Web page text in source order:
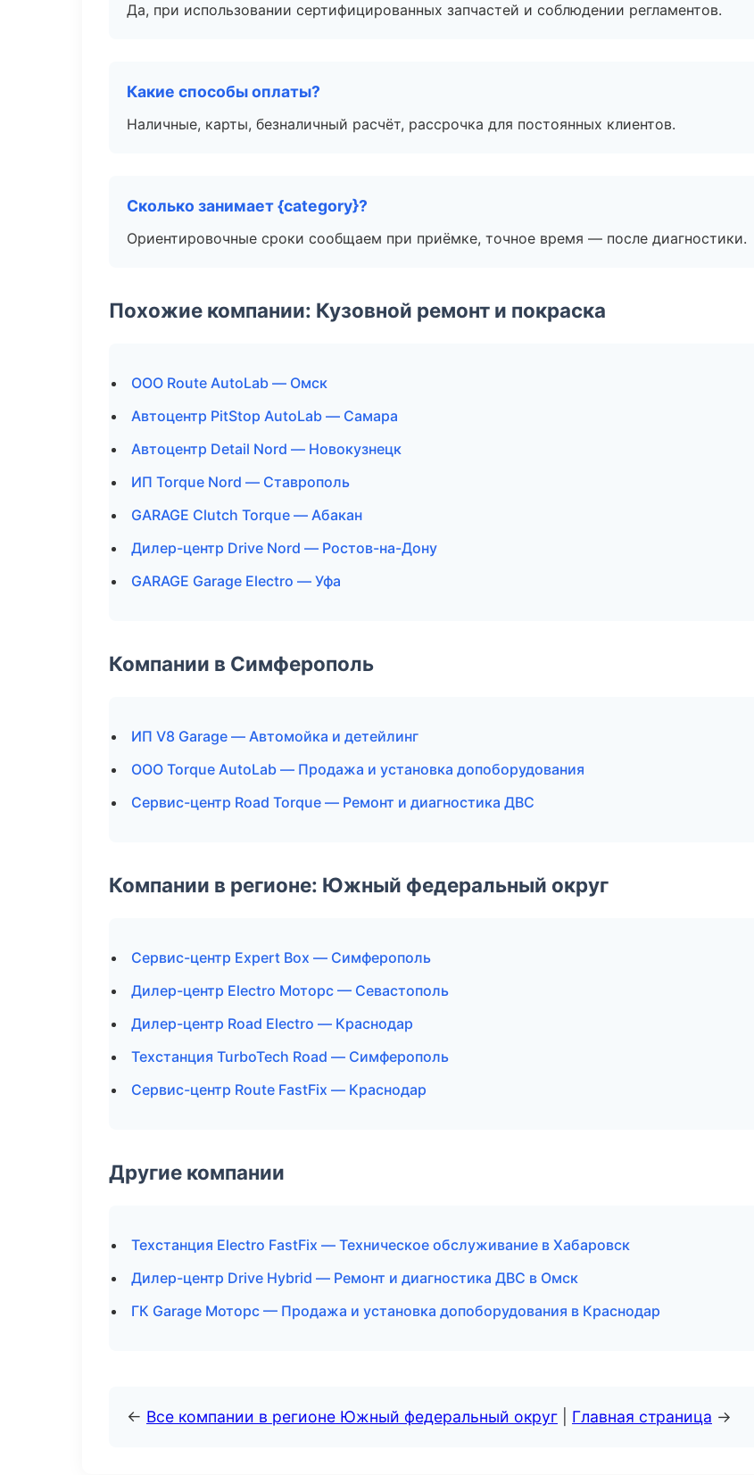
Да, при использовании сертифицированных запчастей и соблюдении регламентов.
Какие способы оплаты?
Наличные, карты, безналичный расчёт, рассрочка для постоянных клиентов.
Сколько занимает {category}?
Ориентировочные сроки сообщаем при приёмке, точное время — после диагностики.
Похожие компании: Кузовной ремонт и покраска
ООО Route AutoLab — Омск
Автоцентр PitStop AutoLab — Самара
Автоцентр Detail Nord — Новокузнецк
ИП Torque Nord — Ставрополь
GARAGE Clutch Torque — Абакан
Дилер-центр Drive Nord — Ростов-на-Дону
GARAGE Garage Electro — Уфа
Компании в Симферополь
ИП V8 Garage — Автомойка и детейлинг
ООО Torque AutoLab — Продажа и установка допоборудования
Сервис-центр Road Torque — Ремонт и диагностика ДВС
Компании в регионе: Южный федеральный округ
Сервис-центр Expert Box — Симферополь
Дилер-центр Electro Моторс — Севастополь
Дилер-центр Road Electro — Краснодар
Техстанция TurboTech Road — Симферополь
Сервис-центр Route FastFix — Краснодар
Другие компании
Техстанция Electro FastFix — Техническое обслуживание в Хабаровск
Дилер-центр Drive Hybrid — Ремонт и диагностика ДВС в Омск
ГК Garage Моторс — Продажа и установка допоборудования в Краснодар
← Все компании в регионе Южный федеральный округ Главная страница →